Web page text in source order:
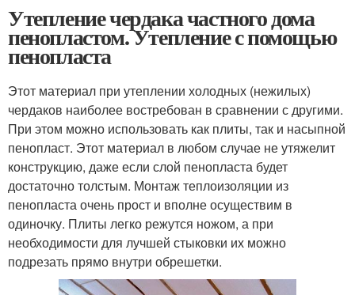
Утепление чердака частного дома
пенопластом. Утепление с помощью
пенопласта
Этот материал при утеплении холодных (нежилых)
чердаков наиболее востребован в сравнении с другими.
При этом можно использовать как плиты, так и насыпной
пенопласт. Этот материал в любом случае не утяжелит
конструкцию, даже если слой пенопласта будет
достаточно толстым. Монтаж теплоизоляции из
пенопласта очень прост и вполне осуществим в
одиночку. Плиты легко режутся ножом, а при
необходимости для лучшей стыковки их можно
подрезать прямо внутри обрешетки.